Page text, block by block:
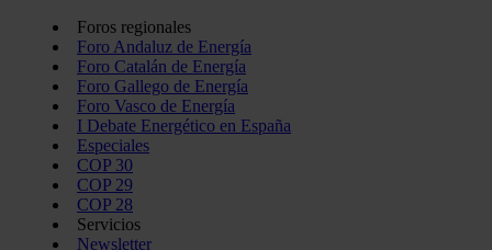
Foros regionales
Foro Andaluz de Energía
Foro Catalán de Energía
Foro Gallego de Energía
Foro Vasco de Energía
I Debate Energético en España
Especiales
COP 30
COP 29
COP 28
Servicios
Newsletter